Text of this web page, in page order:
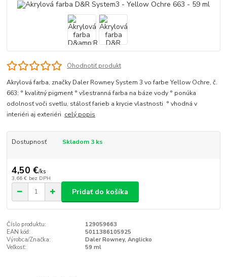
Ohodnotiť produkt
Akrylová farba, značky Daler Rowney System 3 vo farbe Yellow Ochre, č.
663: ° kvalitný pigment ° všestranná farba na báze vody ° ponúka
odolnosť voči svetlu, stálosť farieb a krycie vlastnosti ° vhodná v
interiéri aj exteriéri celý popis
Dostupnosť Skladom 3 ks
4,50 €/ks
3,66 € bez DPH
Pridať do košíka
Číslo produktu:
129059663
EAN kód:
5011386105925
Výrobca/Značka:
Daler Rowney, Anglicko
Veľkosť:
59 ml